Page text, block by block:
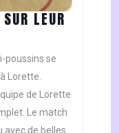
LEUR
poussins se
Lorette.
de Lorette
Le match
avec de belles